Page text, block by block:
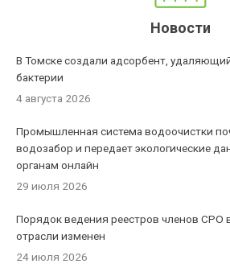
Новости
В Томске создали адсорбент,
бактерии
4 августа 2026
Промышленная система водоочистки
водозабор и передает экологические
органам онлайн
29 июля 2026
Порядок ведения реестров членов СРО
отрасли изменен
24 июля 2026